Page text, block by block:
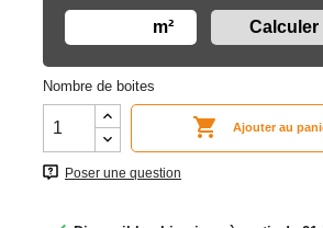
m²
Nombre de boites
 Ajouter au
Poser une question